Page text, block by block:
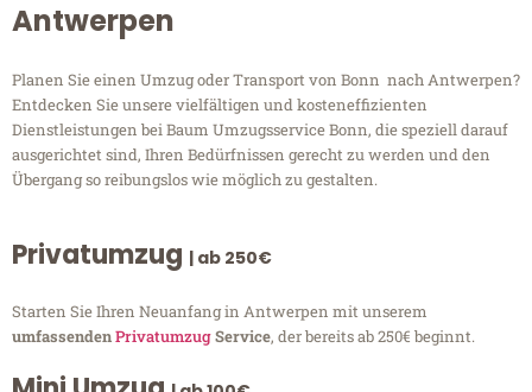
Antwerpen
Planen Sie einen Umzug oder Transport von Bonn nach Antwerpen?
Entdecken Sie unsere vielfältigen und kosteneffizienten
Dienstleistungen bei Baum Umzugsservice Bonn, die speziell darauf
ausgerichtet sind, Ihren Bedürfnissen gerecht zu werden und den
Übergang so reibungslos wie möglich zu gestalten.
Privatumzug | ab 250€
Starten Sie Ihren Neuanfang in Antwerpen mit unserem
umfassendenPrivatumzugService, der bereits ab 250€ beginnt.